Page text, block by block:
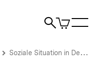
Suche
Artikel
im
Soziale Situation in Deutschland